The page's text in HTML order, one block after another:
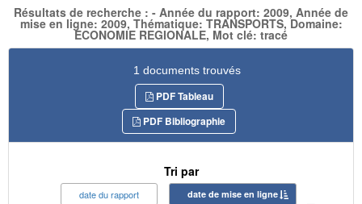
Résultats de recherche : - Année du rapport: 2009, Année de
mise en ligne: 2009, Thématique: TRANSPORTS, Domaine:
ECONOMIE REGIONALE, Mot clé: tracé
1 documents trouvés
PDF Tableau
PDF Bibliographie
Tri par
date du rapport date de mise en ligne